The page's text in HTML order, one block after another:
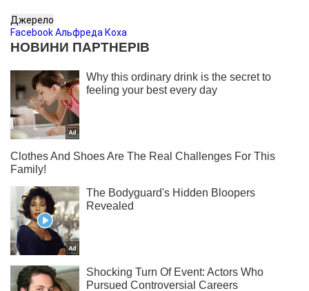
Джерело
Facebook Альфреда Коха